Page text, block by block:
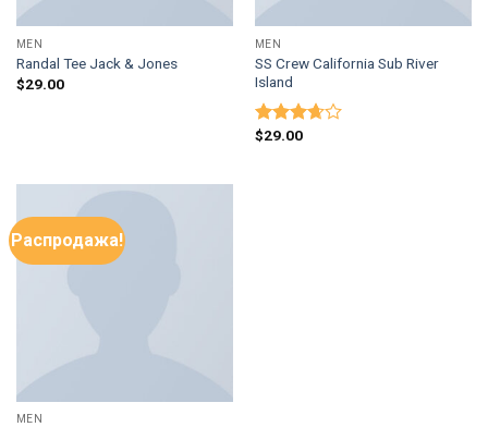
MEN
Randal Tee Jack & Jones
$29.00
MEN
SS Crew California Sub River
Island
Оценка
$29.00
Распродажа!
MEN